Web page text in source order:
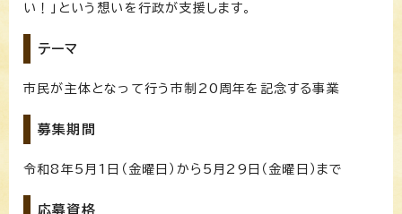
い！」という想いを行政が支援します。
テーマ
市民が主体となって行う市制20周年を記念する事業
募集期間
令和8年5月1日（金曜日）から5月29日（金曜日）まで
応募資格